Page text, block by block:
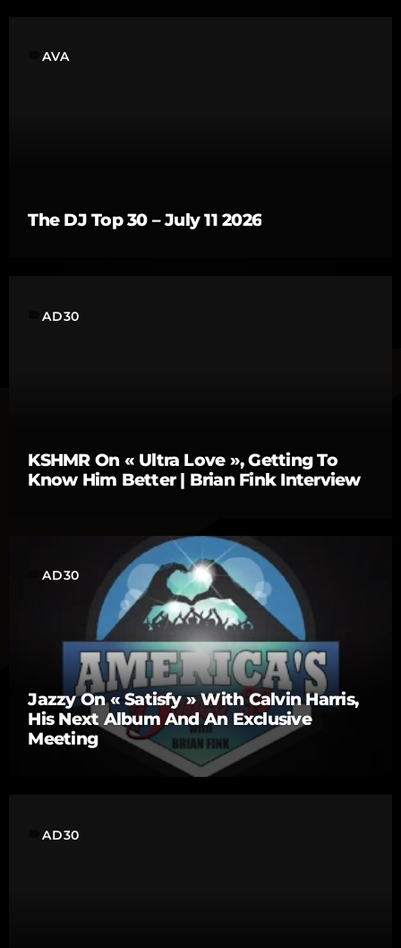
AVA
The DJ Top 30 – July 11 2026
AD30
KSHMR On « Ultra Love », Getting To
Know Him Better | Brian Fink Interview
AD30
Jazzy On « Satisfy » With Calvin Harris,
His Next Album And An Exclusive
Meeting
AD30